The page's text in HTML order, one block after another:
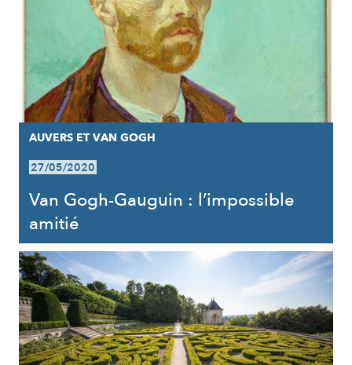
AUVERS ET VAN GOGH
27/05/2020
Van Gogh-Gauguin : l’impossible
amitié